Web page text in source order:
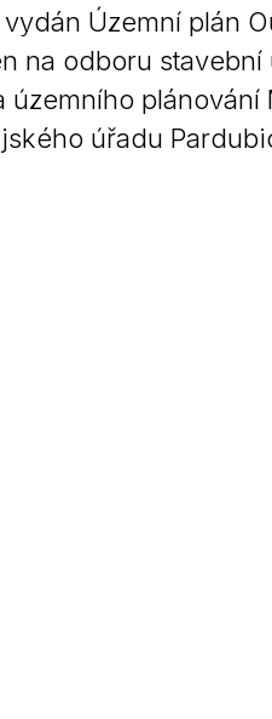
Územní plán
na odboru
plánování
úřadu